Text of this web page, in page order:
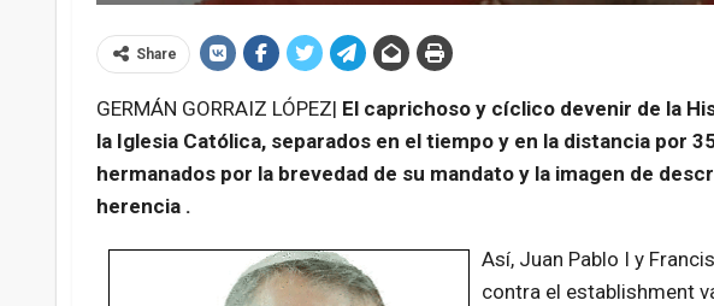
Share
GERMÁN GORRAIZ LÓPEZ| El caprichoso y cíclico devenir de la
la Iglesia Católica, separados en el tiempo y en la distancia por
hermanados por la brevedad de su mandato y la imagen de
herencia .
Así, Juan Pablo I y
contra el establishment